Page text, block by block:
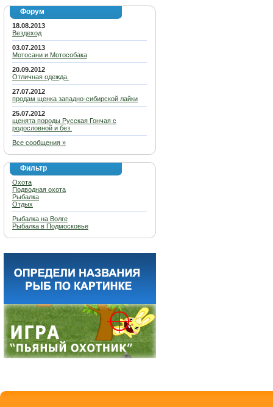
Форум
18.08.2013
Вездеход
03.07.2013
Мотосани и Мотособака
20.09.2012
Отличная одежда.
27.07.2012
продам щенка западно-сибирской лайки
25.07.2012
щенята породы Русская Гончая с
родословной и без.
Все сообщения »
Фильтр
Охота
Подводная охота
Рыбалка
Отдых
Рыбалка на Волге
Рыбалка в Подмосковье